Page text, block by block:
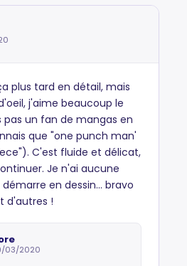
plus tard en détail, mais
j'aime beaucoup le
pas un fan de mangas en
que "one punch man'
C'est fluide et délicat,
Je n'ai aucune
en dessin... bravo
d'autres !
03/2020